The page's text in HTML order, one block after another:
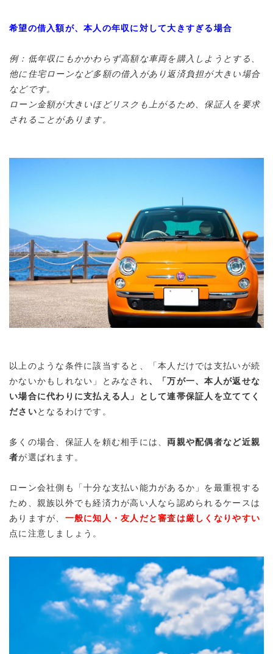
希望の借入額が、本人の年収に対して大きすぎる場合
例：低年収にもかかわらず高額な車両を購入しようとする、
他に住宅ローンなど多額の借入があり返済負担が大きい場合
などです。
ローン金額が大きいほどリスクも上がるため、保証人を要求
されることがあります。
以上のような条件に該当すると、「本人だけでは支払いが続
かないかもしれない」とみなされ、
「万が一、本人が返せな
い場合に代わりに支払える人」として連帯保証人を立ててく
ださいとなるわけです。
多くの場合、保証人を頼む相手には、 両親や配偶者など近親
者が選ばれます。
ローン会社側も「十分な支払い能力があるか」を最重視する
ため、親族以外でも経済力が高い人なら認められるケースは
ありますが、 一般に知人・友人だと審査は厳しくなりやすい
点に注意しましょう。